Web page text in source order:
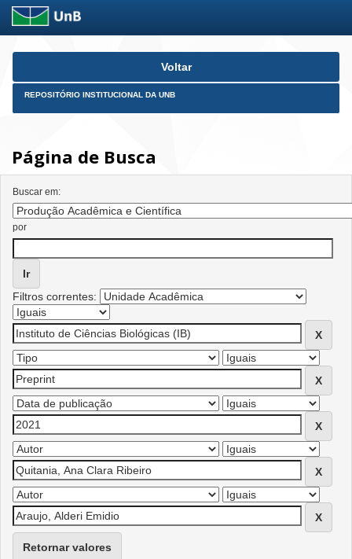
Skip
Voltar
REPOSITÓRIO INSTITUCIONAL DA UNB
Página de Busca
Buscar em:
por
Filtros correntes:
Retornar valores